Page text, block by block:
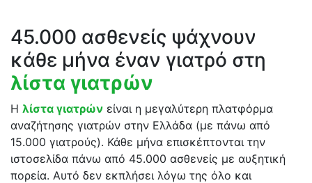
45.000 ασθενείς ψάχνουν
κάθε μήνα έναν γιατρό στη
λίστα γιατρών
Η λίστα γιατρών είναι η μεγαλύτερη πλατφόρμα
αναζήτησης γιατρών στην Ελλάδα (με πάνω από
15.000 γιατρούς). Κάθε μήνα επισκέπτονται την
ιστοσελίδα πάνω από 45.000 ασθενείς με αυξητική
πορεία. Αυτό δεν εκπλήσει λόγω της όλο και